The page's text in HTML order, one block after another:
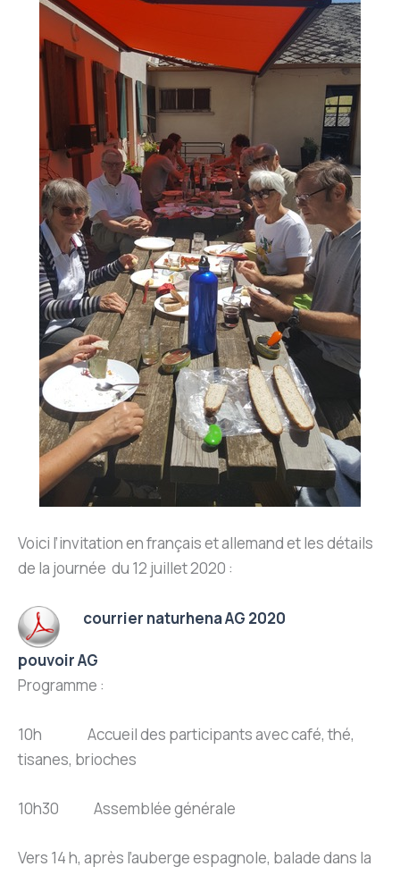
Voici l’invitation en français et allemand et les détails
de la journée du 12 juillet 2020 :
courrier naturhena AG 2020
pouvoir AG
Programme :
10h Accueil des participants avec café, thé,
tisanes, brioches
10h30 Assemblée générale
Vers 14 h, après l’auberge espagnole, balade dans la